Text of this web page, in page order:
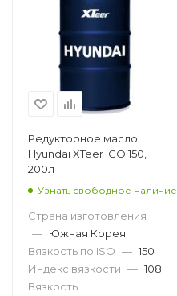
Редукторное масло
Hyundai XTeer IGO 150,
200л
Узнать свободное наличие
Страна изготовления
— Южная Корея
Вязкость по ISO — 150
Индекс вязкости — 108
Вязкость